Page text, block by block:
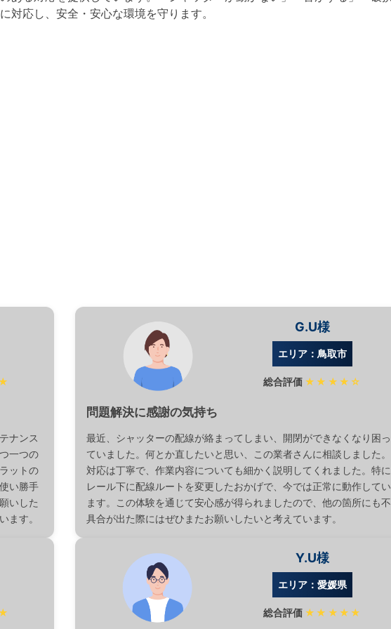
応し、安全・安心な環境を守ります。
ナンス
一つの
ットの
い勝手
いした
ます。
G.U様
エリア：鳥取市
総合評価 ★★★★☆
問題解決に感謝の気持ち
最近、シャッターの配線が絡まってしまい、開閉ができなくなり困っ
ていました。何とか直したいと思い、この業者さんに相談しました。
対応は丁寧で、作業内容についても細かく説明してくれました。特に
レール下に配線ルートを変更したおかげで、今では正常に動作してい
ます。この体験を通じて安心感が得られましたので、他の箇所にも不
具合が出た際にはぜひまたお願いしたいと考えています。
Y.U様
エリア：愛媛県
総合評価 ★★★★★